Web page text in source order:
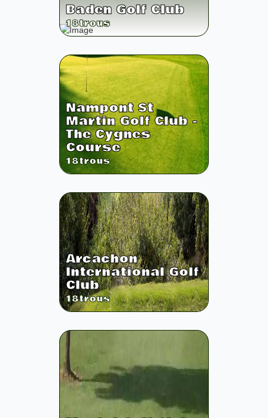
Baden Golf Club
18trous
Nampont St
Martin Golf Club -
The Cygnes
Course
18trous
Arcachon
International Golf
Club
18trous